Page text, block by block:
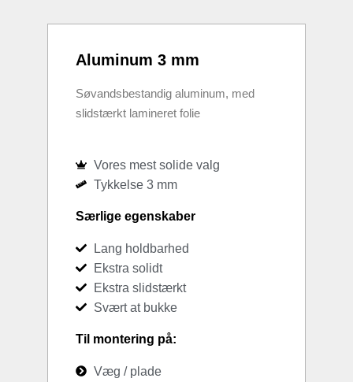
Aluminum 3 mm
Søvandsbestandig aluminum, med
slidstærkt lamineret folie
Vores mest solide valg
Tykkelse 3 mm
Særlige egenskaber
Lang holdbarhed
Ekstra solidt
Ekstra slidstærkt
Svært at bukke
Til montering på:
Væg / plade